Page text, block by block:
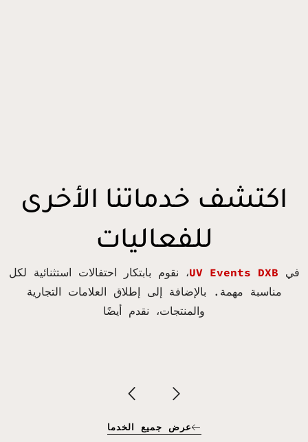
اكتشف خدماتنا الأخرى
للفعاليات
في UV Events DXB، نقوم بابتكار احتفالات استثنائية لكل
مناسبة مهمة. بالإضافة إلى إطلاق العلامات التجارية
والمنتجات، نقدم أيضًا
عرض جميع الخدما